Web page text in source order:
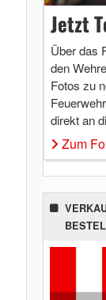
Jetzt
Über das
den
Fotos zu
direkt an
Zum